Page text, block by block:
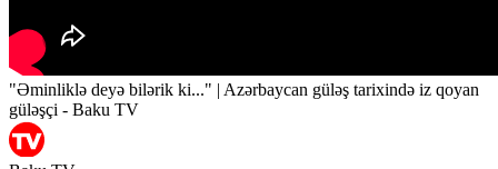
"Əminliklə deyə bilərik ki..." | Azərbaycan güləş tarixində iz qoyan
güləşçi - Baku TV